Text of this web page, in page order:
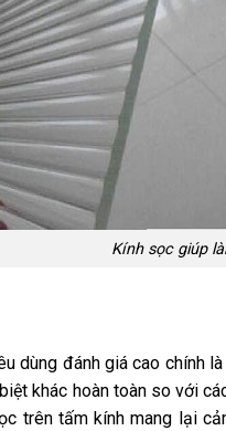
Kính sọc giúp
dùng đánh giá cao chính
khác hoàn toàn so với
trên tấm kính mang lại